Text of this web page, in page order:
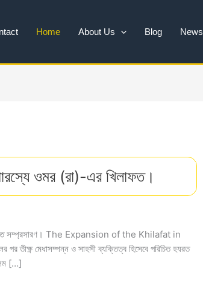
Home About Us Blog News
ওমর (রা)-এর খিলাফত।
সম্প্রসারণ। The Expansion of the Khilafat in
মেধাসম্পন্ন ও সাহসী ব্যক্তিত্ব হিসেবে পরিচিত হযরত
[…]